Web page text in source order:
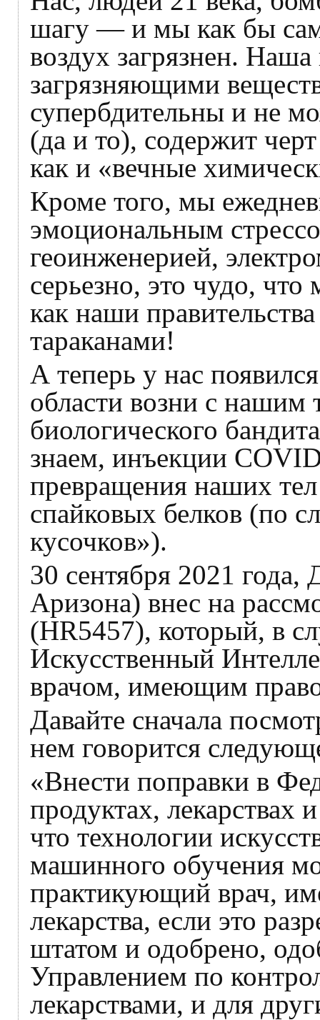
шагу — и мы как бы
воздух загрязнен.
загрязняющими
супербдительны и не
(да и то), содержит
как и «вечные
Кроме того, мы
эмоциональным
геоинженерией,
серьезно, это чудо,
как наши
тараканами!
А теперь у нас
области возни с нашим
биологического
знаем, инъекции
превращения наших
спайковых белков (по
кусочков»).
30 сентября 2021
Аризона) внес на
(HR5457), который, в
Искусственный
врачом, имеющим
Давайте сначала
нем говорится
«Внести поправки в
продуктах, лекарствах
что технологии
машинного обучения
практикующий врач,
лекарства, если это
штатом и одобрено,
Управлением по
лекарствами, и для